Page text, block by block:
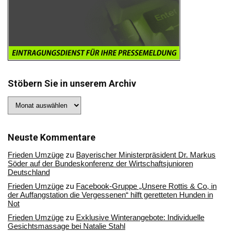
Stöbern Sie in unserem Archiv
Sie
Archiv
Neuste Kommentare
Frieden Umzüge zu Bayerischer Ministerpräsident Dr. Markus
Söder auf der Bundeskonferenz der Wirtschaftsjunioren
Deutschland
Frieden Umzüge zu Facebook-Gruppe „Unsere Rottis & Co, in
der Auffangstation die Vergessenen“ hilft geretteten Hunden in
Not
Frieden Umzüge zu Exklusive Winterangebote: Individuelle
Gesichtsmassage bei Natalie Stahl